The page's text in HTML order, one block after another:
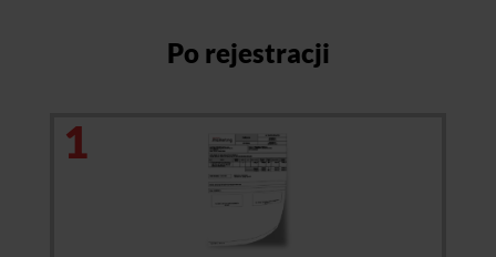
Po rejestracji
1